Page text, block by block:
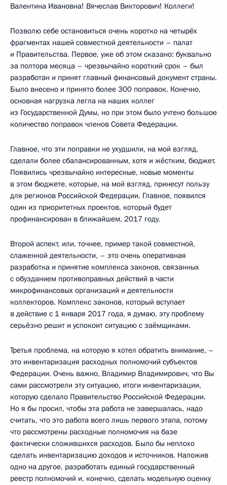
Валентина Ивановна! Вячеслав Викторович! Коллеги!
Позволю себе остановиться очень коротко на четырёх
фрагментах нашей совместной деятельности – палат
и Правительства. Первое, уже об этом сказано: буквально
за полтора месяца – чрезвычайно короткий срок – был
разработан и принят главный финансовый документ страны.
Было внесено и принято более 300 поправок. Конечно,
основная нагрузка легла на наших коллег
из Государственной Думы, но при этом было учтено большое
количество поправок членов Совета Федерации.
Главное, что эти поправки не ухудшили, на мой взгляд,
сделали более сбалансированным, хотя и жёстким, бюджет.
Появились чрезвычайно интересные, новые моменты
в этом бюджете, которые, на мой взгляд, принесут пользу
для регионов Российской Федерации. Главное, появился
один из приоритетных проектов, который будет
профинансирован в ближайшем, 2017 году.
Второй аспект, или, точнее, пример такой совместной,
слаженной деятельности, – это очень оперативная
разработка и принятие комплекса законов, связанных
с обузданием противоправных действий в части
микрофинансовых организаций и деятельности
коллекторов. Комплекс законов, который вступает
в действие с 1 января 2017 года, я думаю, эту проблему
серьёзно решит и успокоит ситуацию с заёмщиками.
Третья проблема, на которую я хотел обратить внимание, –
это инвентаризация расходных полномочий субъектов
Федерации. Очень важно, Владимир Владимирович, что Вы
сами рассмотрели эту ситуацию, итоги инвентаризации,
которую сделало Правительство Российской Федерации.
Но я бы просил, чтобы эта работа не завершалась, надо
считать, что это работа всего лишь первого этапа, потому
что рассмотрены расходные полномочия на базе
фактически сложившихся расходов. Было бы неплохо
сделать инвентаризацию доходов и источников. Наложив
одно на другое, разработать единый государственный
реестр полномочий и, конечно, сделать модельную оценку